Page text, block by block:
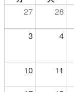
27 28
3 4
10 11